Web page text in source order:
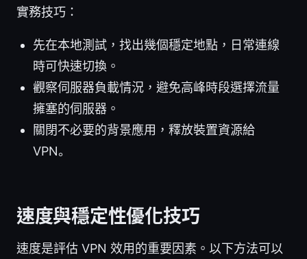
實務技巧：
先在本地測試，找出幾個穩定地點，日常連線
時可快速切換。
觀察伺服器負載情況，避免高峰時段選擇流量
擁塞的伺服器。
關閉不必要的背景應用，釋放裝置資源給
VPN。
速度與穩定性優化技巧
速度是評估 VPN 效用的重要因素。以下方法可以